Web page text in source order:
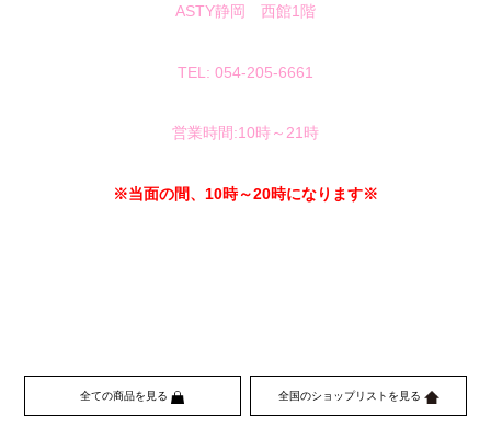
ASTY静岡 西館1階
TEL: 054-205-6661
営業時間:10時～21時
※当面の間、10時～20時になります※
全ての商品を見る 全国のショップリストを見る